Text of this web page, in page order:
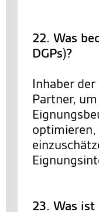
22. Was
DGPs)?
Inhaber
Partner,
23. Was ist